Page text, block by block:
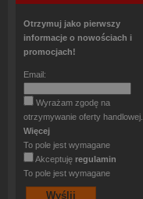
Otrzymuj jako pierwszy
informacje o nowościach i
promocjach!
Email:
Wyrażam zgodę na
otrzymywanie oferty handlowej.
Więcej
To pole jest wymagane
Akceptuję regulamin
To pole jest wymagane